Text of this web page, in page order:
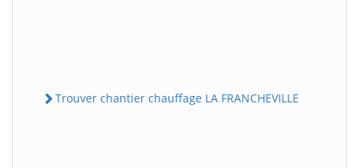
Trouver chantier chauffage LA FRANCHEVILLE